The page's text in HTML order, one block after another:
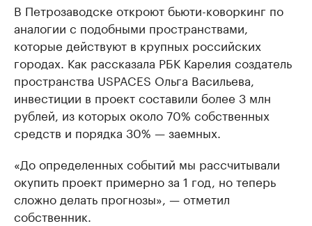
В Петрозаводске откроют бьюти-коворкинг по
аналогии с подобными пространствами,
которые действуют в крупных российских
городах. Как рассказала РБК Карелия создатель
пространства USPACES Ольга Васильева,
инвестиции в проект составили более 3 млн
рублей, из которых около 70% собственных
средств и порядка 30% — заемных.
«До определенных событий мы рассчитывали
окупить проект примерно за 1 год, но теперь
сложно делать прогнозы», — отметил
собственник.